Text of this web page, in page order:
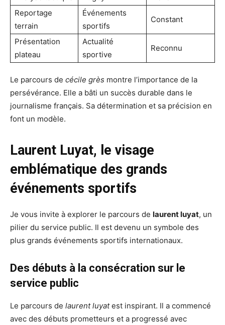
Reportage
terrain
Événements
sportifs
Constant
Présentation
plateau
Actualité
sportive
Reconnu
Le parcours de cécile grès montre l’importance de la
persévérance. Elle a bâti un succès durable dans le
journalisme français. Sa détermination et sa précision en
font un modèle.
Laurent Luyat, le visage
emblématique des grands
événements sportifs
Je vous invite à explorer le parcours de laurent luyat, un
pilier du service public. Il est devenu un symbole des
plus grands événements sportifs internationaux.
Des débuts à la consécration sur le
service public
Le parcours de laurent luyatest inspirant. Il a commencé
avec des débuts prometteurs et a progressé avec